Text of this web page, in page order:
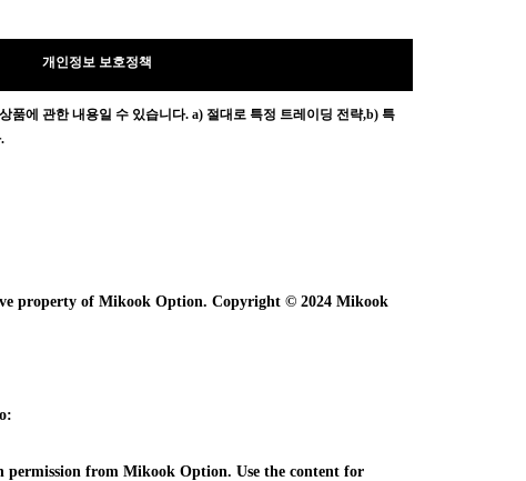
개인정보 보호정책
품에 관한 내용일 수 있습니다. a) 절대로 특정 트레이딩 전략,b) 특
property of Mikook Option. Copyright © 2024 Mikook
from Mikook Option. Use the content for